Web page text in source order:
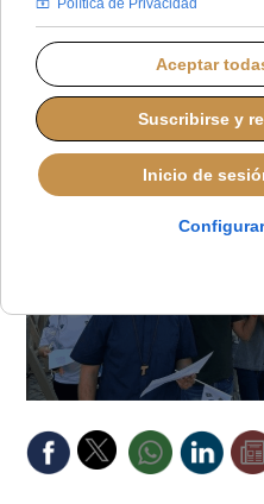
MIÉRCOLES, 23 JULIO 2025 16:10